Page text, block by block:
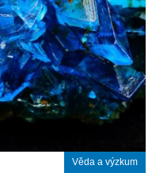
Věda a výzkum